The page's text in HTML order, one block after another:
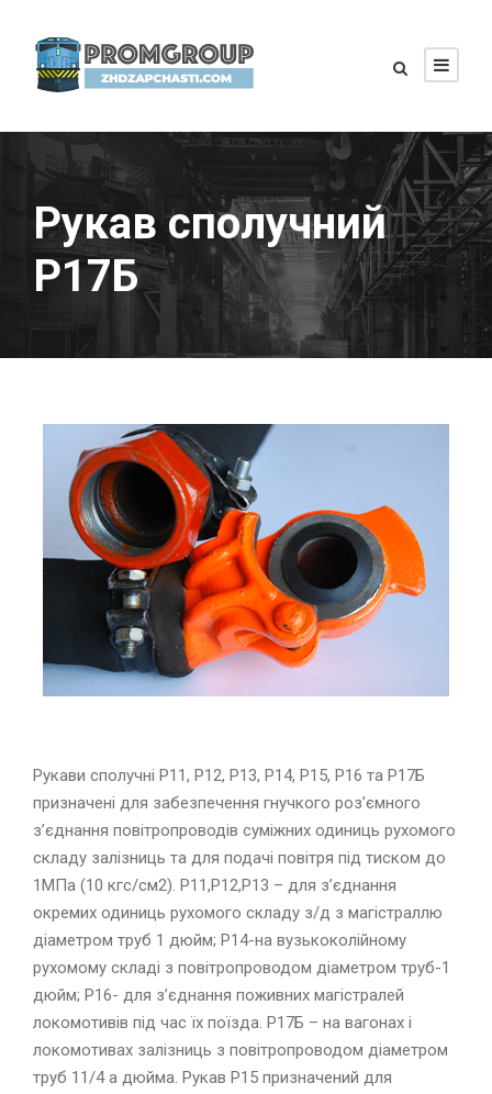
Рукав сполучний
Р17Б
Рукави сполучні Р11, Р12, Р13, Р14, Р15, Р16 та Р17Б
призначені для забезпечення гнучкого роз’ємного
з’єднання повітропроводів суміжних одиниць рухомого
складу залізниць та для подачі повітря під тиском до
1МПа (10 кгс/см2). Р11,Р12,Р13 – для з’єднання
окремих одиниць рухомого складу з/д з магістраллю
діаметром труб 1 дюйм; Р14-на вузькоколійному
рухомому складі з повітропроводом діаметром труб-1
дюйм; Р16- для з’єднання поживних магістралей
локомотивів під час їх поїзда. Р17Б – на вагонах і
локомотивах залізниць з повітропроводом діаметром
труб 11/4 а дюйма. Рукав Р15 призначений для